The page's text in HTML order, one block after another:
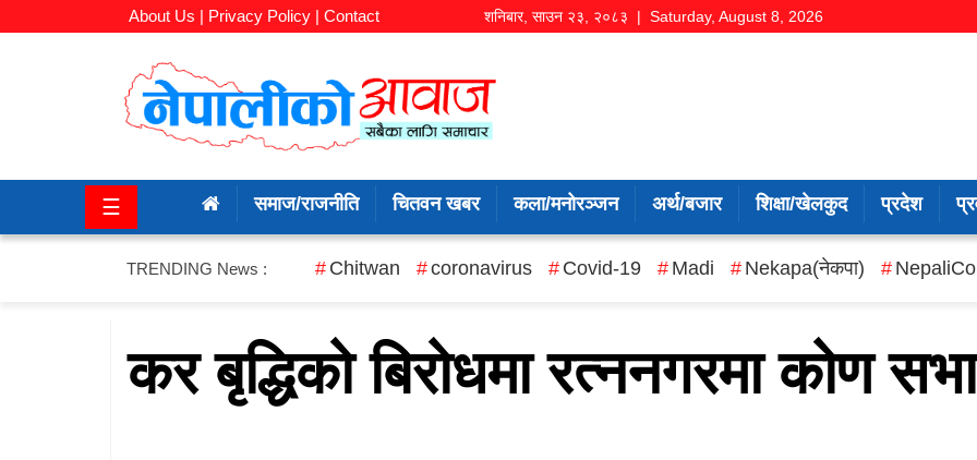
About Us | Privacy Policy | Contact शनिबार, साउन २३, २०८३ | Saturday, August 8, 2026
राजनीति
☰ समाज/राजनीति चितवन खबर कला/मनोरञ्जन अर्थ/बजार शिक्षा/खेलकुद प्रदेश
TRENDING News : Chitwan coronavirus Covid-19 Madi Nekapa(नेकपा)
कर बृद्धिको बिरोधमा रत्ननगरमा कोण सभा